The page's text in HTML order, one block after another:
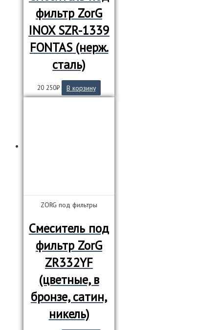
фильтр ZorG
INOX SZR-1339
FONTAS (нерж.
сталь)
20 250₽ В корзину
ZORG под фильтры
Смеситель под
фильтр ZorG
ZR332YF
(цветные, в
бронзе, сатин,
никель)